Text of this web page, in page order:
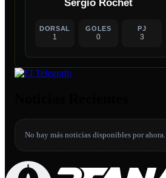
Sergio Rochet
DORSAL
1
GOLES
0
PJ
3
No hay más noticias disponibles por ahora.